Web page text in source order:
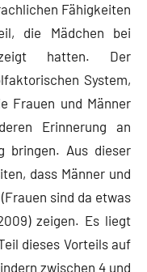
Fähigkeiten
die Mädchen bei
hatten. Der
System,
Frauen und Männer
Erinnerung an
bringen. Aus dieser
dass Männer und
sind da etwas
zeigen. Es liegt
dieses Vorteils auf
zwischen 4 und